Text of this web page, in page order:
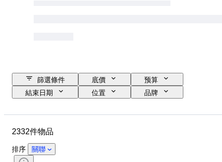
篩選條件 底價
预算
結束日期
位置
品牌
寶石
款式
顏色等級
2332件物品
排序 關聯